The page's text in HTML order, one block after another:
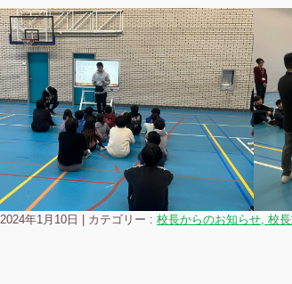
2024年1月10日 カテゴリー : 校長からのお知らせ, 校長